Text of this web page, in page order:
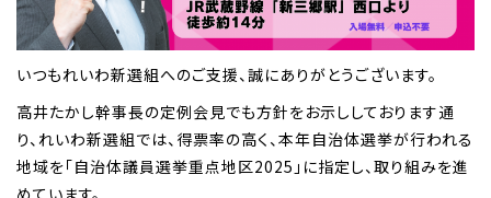
いつもれいわ新選組へのご支援、誠にありがとうございます。
高井たかし幹事長の定例会見でも方針をお示ししております通
り、れいわ新選組では、得票率の高く、本年自治体選挙が行われる
地域を「自治体議員選挙重点地区2025」に指定し、取り組みを進